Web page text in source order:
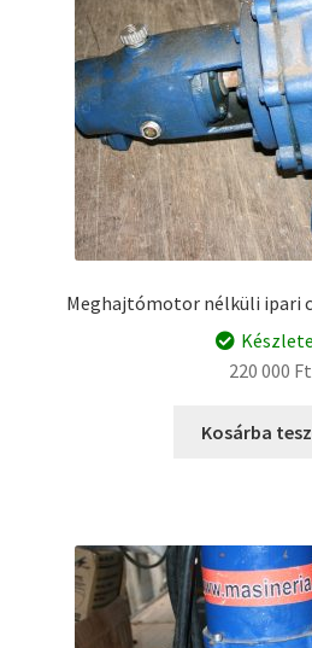
Meghajtómotor nélküli ipari
220 000 Ft
Kosárba